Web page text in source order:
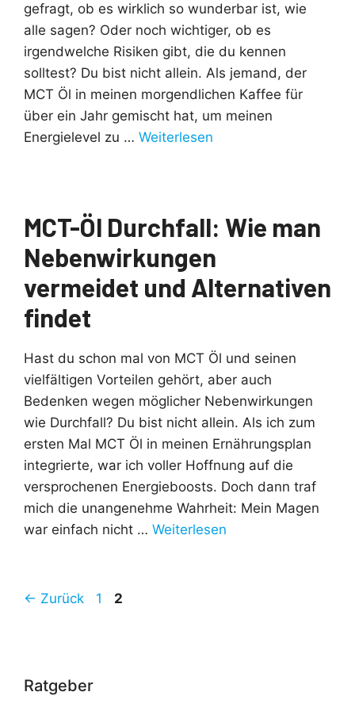
gefragt, ob es wirklich so wunderbar ist, wie
alle sagen? Oder noch wichtiger, ob es
irgendwelche Risiken gibt, die du kennen
solltest? Du bist nicht allein. Als jemand, der
MCT Öl in meinen morgendlichen Kaffee für
über ein Jahr gemischt hat, um meinen
Energielevel zu … Weiterlesen
MCT-Öl Durchfall: Wie man
Nebenwirkungen
vermeidet und Alternativen
findet
Hast du schon mal von MCT Öl und seinen
vielfältigen Vorteilen gehört, aber auch
Bedenken wegen möglicher Nebenwirkungen
wie Durchfall? Du bist nicht allein. Als ich zum
ersten Mal MCT Öl in meinen Ernährungsplan
integrierte, war ich voller Hoffnung auf die
versprochenen Energieboosts. Doch dann traf
mich die unangenehme Wahrheit: Mein Magen
war einfach nicht … Weiterlesen
← Zurück Seite
1 Seite
2
Ratgeber